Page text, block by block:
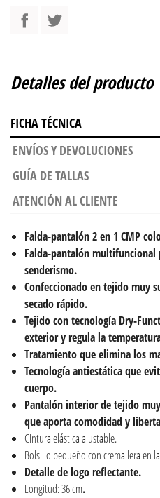
Detalles del producto
FICHA TÉCNICA
ENVÍOS Y DEVOLUCIONES
GUÍA DE TALLAS
ATENCIÓN AL CLIENTE
Falda-pantalón2 en 1 CMP
Falda-pantalón multifuncional
senderismo.
Confeccionado en tejido muy
secado rápido.
Tejido con tecnología Dry-
exterior y regula la
Tratamiento que elimina los
Tecnología antiestática que
cuerpo.
Pantalón interior de tejido
que aporta comodidad y
Cintura elástica ajustable.
Bolsillo pequeño con cremallera en
Detalle de logo reflectante.
Longitud: 36 cm.